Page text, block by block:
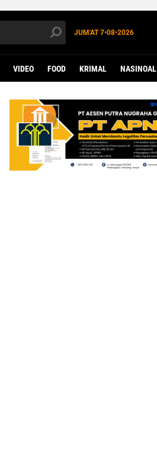
JUM'AT7•08•2026
VIDEO FOOD KRIMAL NASINOAL